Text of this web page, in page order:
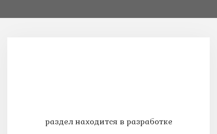
раздел находится в разработке